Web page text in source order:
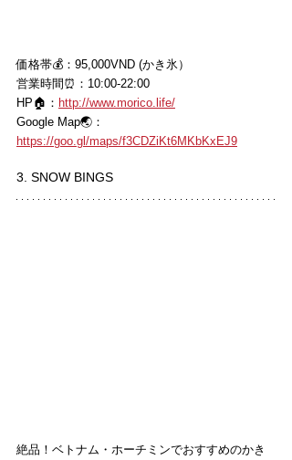
価格帯💰：95,000VND (かき氷）
営業時間⏰：10:00-22:00
HP🏠： http://www.morico.life/
Google Map🌏：
https://goo.gl/maps/f3CDZiKt6MKbKxEJ9
3. SNOW BINGS
絶品！ベトナム・ホーチミンでおすすめのかき